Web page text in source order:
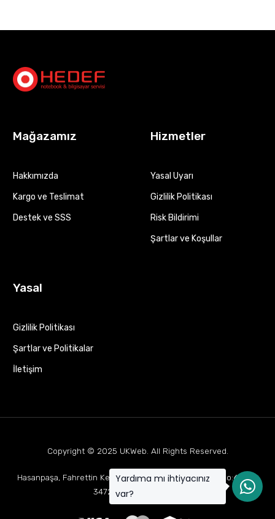
Mağazamız
Hakkımızda
Kargo ve Teslimat
Destek ve SSS
Hizmetler
Yasal Uyarı
Gizlilik Politikası
Risk Bildirimi
Şartlar ve Koşullar
Yasal
Gizlilik Politikası
Şartlar ve Politikalar
İletişim
Copyright © 2025 UKWeb. All Rights Reserved.
Hasanpaşa, Fahrettin Kerim Gökay Cd Mukaddes Apt No:63 D:1,
34722 Kadıköy/İstanbul
Yardıma mı ihtiyacınız
var?